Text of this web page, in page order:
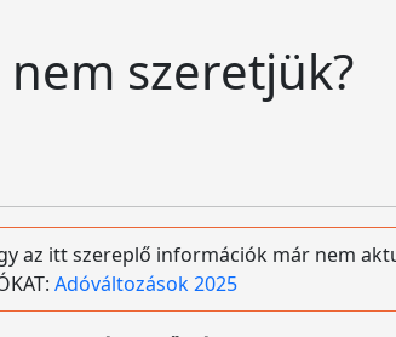
szeretjük?
az itt szereplő információk már nem
Adóváltozások 2025